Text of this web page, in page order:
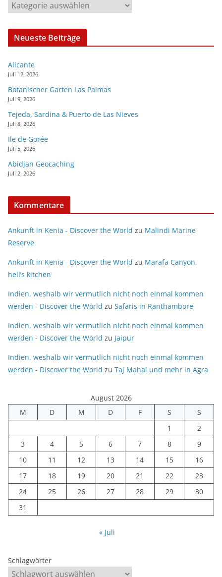
Neueste Beiträge
Alicante
Juli 12, 2026
Botanischer Garten Las Palmas
Juli 9, 2026
Tejeda, Sardina & Puerto de Las Nieves
Juli 8, 2026
Ile de Gorée
Juli 5, 2026
Abidjan Geocaching
Juli 2, 2026
Kommentare
Ankunft in Kenia - Discover the World zu Malindi Marine
Reserve
Ankunft in Kenia - Discover the World zu Marafa Canyon,
hell’s kitchen
Indien, weshalb wir vermutlich nicht noch einmal kommen
werden - Discover the World zu Safaris in Ranthambore
Indien, weshalb wir vermutlich nicht noch einmal kommen
werden - Discover the World zu Jaipur
Indien, weshalb wir vermutlich nicht noch einmal kommen
werden - Discover the World zu Taj Mahal und mehr in Agra
August 2026
M
D M D F S
S
1
2
3
4 5 6 7 8
9
10
11 12 13 14 15
16
17
18 19 20 21 22
23
24
25 26 27 28 29
30
31
« Juli
Schlagwörter